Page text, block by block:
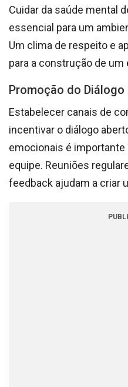
Cuidar da saúde mental
essencial para um
Um clima de respeito e
para a construção de
Promoção do Diálogo
Estabelecer canais de
incentivar o diálogo
emocionais é importante
equipe. Reuniões
feedback ajudam a criar